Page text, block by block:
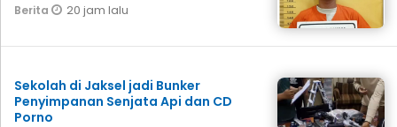
Berita 20 jam lalu
Sekolah di Jaksel jadi Bunker
Penyimpanan Senjata Api dan CD
Porno